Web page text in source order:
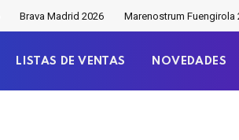
Brava Madrid 2026 Marenostrum Fuengirola
LISTAS DE VENTAS NOVEDADES